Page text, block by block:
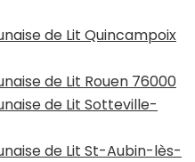
de Lit Quincampoix
de Lit Rouen 76000
de Lit Sotteville-
de Lit St-Aubin-lès-